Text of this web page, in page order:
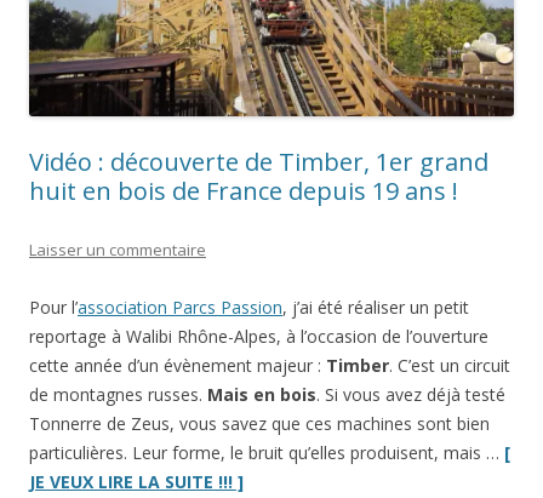
Vidéo : découverte de Timber, 1er grand
huit en bois de France depuis 19 ans !
Laisser un commentaire
Pour l’association Parcs Passion, j’ai été réaliser un petit
reportage à Walibi Rhône-Alpes, à l’occasion de l’ouverture
cette année d’un évènement majeur : Timber. C’est un circuit
de montagnes russes. Mais en bois. Si vous avez déjà testé
Tonnerre de Zeus, vous savez que ces machines sont bien
particulières. Leur forme, le bruit qu’elles produisent, mais … [
JE VEUX LIRE LA SUITE !!! ]“Vidéo